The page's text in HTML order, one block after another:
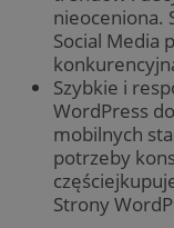
nieoceniona.
Social Media
Szybkie i
WordPress
mobilnych
potrzeby
Strony